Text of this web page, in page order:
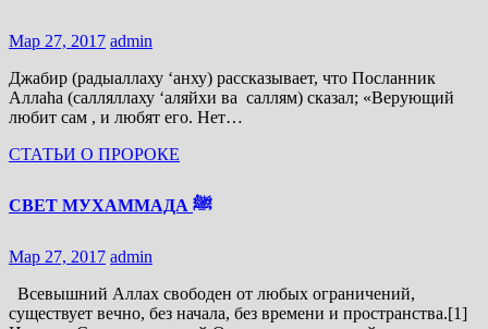
Мар 27, 2017 admin
Джабир (радыаллаху ‘анху) рассказывает, что Посланник
Аллаhа (салляллаху ‘аляйхи ва саллям) сказал; «Верующий
любит сам , и любят его. Нет…
СТАТЬИ О ПРОРОКЕ
СВЕТ МУХАММАДА ﷺ
Мар 27, 2017 admin
Всевышний Аллах свободен от любых ограничений,
существует вечно, без начала, без времени и пространства.[1]